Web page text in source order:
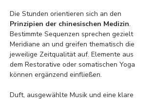
Die Stunden orientieren sich an den
Prinzipien der chinesischen Medizin.
Bestimmte Sequenzen sprechen gezielt
Meridiane an und greifen thematisch die
jeweilige Zeitqualität auf. Elemente aus
dem Restorative oder somatischen Yoga
können ergänzend einfließen.
Duft, ausgewählte Musik und eine klare